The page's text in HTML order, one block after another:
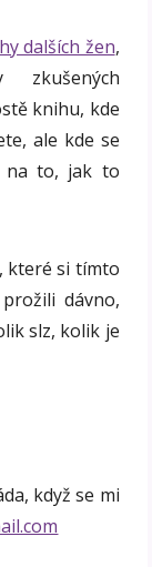
dalších žen,
knihu, kde
ale kde se
na to, jak to
které si tímto
dávno,
slz, kolik je
když se mi